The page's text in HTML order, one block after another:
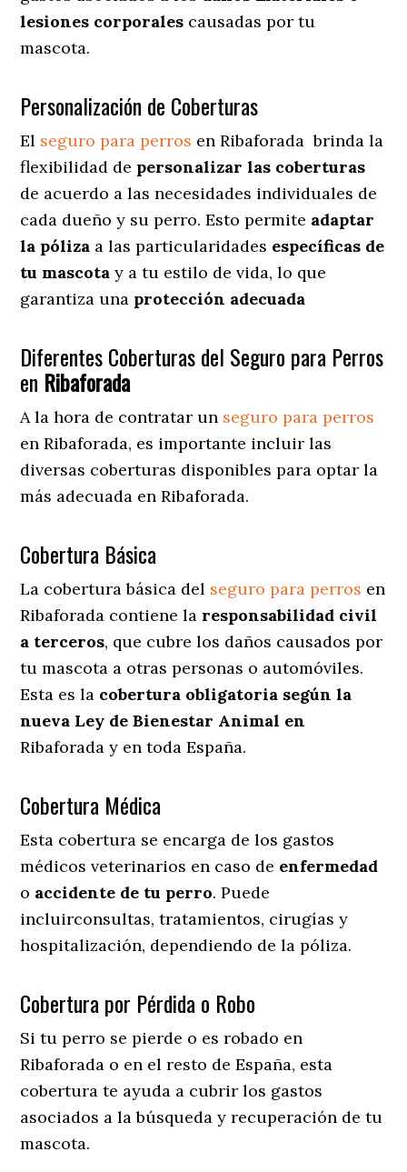
lesiones corporales causadas por tu
mascota.
Personalización de Coberturas
El seguro para perros en Ribaforada brinda la
flexibilidad de personalizar las coberturas
de acuerdo a las necesidades individuales de
cada dueño y su perro. Esto permite adaptar
la póliza a las particularidades específicas de
tu mascota y a tu estilo de vida, lo que
garantiza una protección adecuada
Diferentes Coberturas del Seguro para Perros
en Ribaforada
A la hora de contratar un seguro para perros
en Ribaforada, es importante incluir las
diversas coberturas disponibles para optar la
más adecuada en Ribaforada.
Cobertura Básica
La cobertura básica del seguro para perros en
Ribaforada contiene la responsabilidad civil
a terceros, que cubre los daños causados por
tu mascota a otras personas o automóviles.
Esta es la cobertura obligatoria según la
nueva Ley de Bienestar Animal en
Ribaforada y en toda España.
Cobertura Médica
Esta cobertura se encarga de los gastos
médicos veterinarios en caso de enfermedad
o accidente de tu perro. Puede
incluirconsultas, tratamientos, cirugías y
hospitalización, dependiendo de la póliza.
Cobertura por Pérdida o Robo
Si tu perro se pierde o es robado en
Ribaforada o en el resto de España, esta
cobertura te ayuda a cubrir los gastos
asociados a la búsqueda y recuperación de tu
mascota.